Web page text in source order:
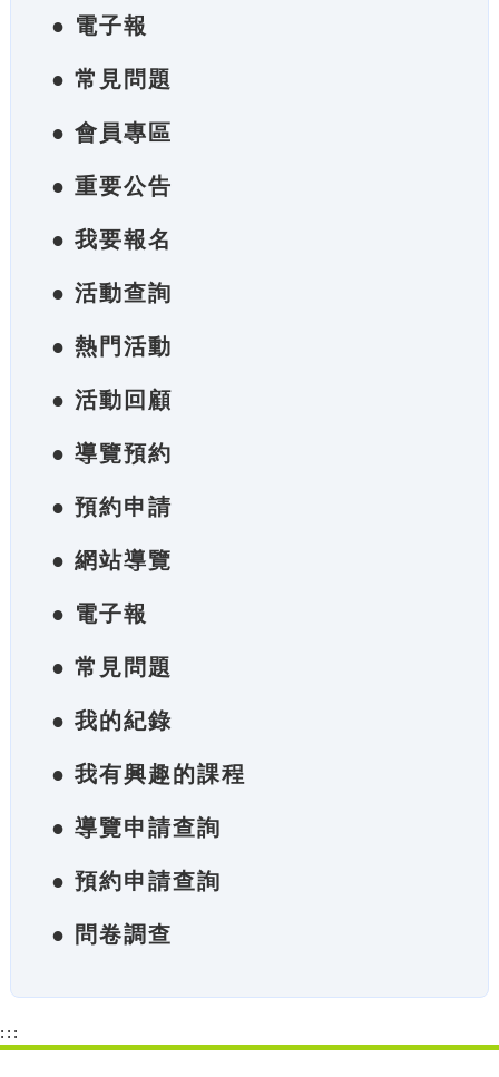
● 電子報
● 常見問題
● 會員專區
● 重要公告
● 我要報名
● 活動查詢
● 熱門活動
● 活動回顧
● 導覽預約
● 預約申請
● 網站導覽
● 電子報
● 常見問題
● 我的紀錄
● 我有興趣的課程
● 導覽申請查詢
● 預約申請查詢
● 問卷調查
:::